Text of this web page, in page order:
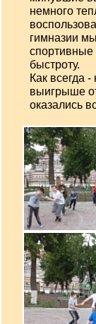
немного
гимназии
спортивные
быстроту.
Как всегда
выигрыше
оказались